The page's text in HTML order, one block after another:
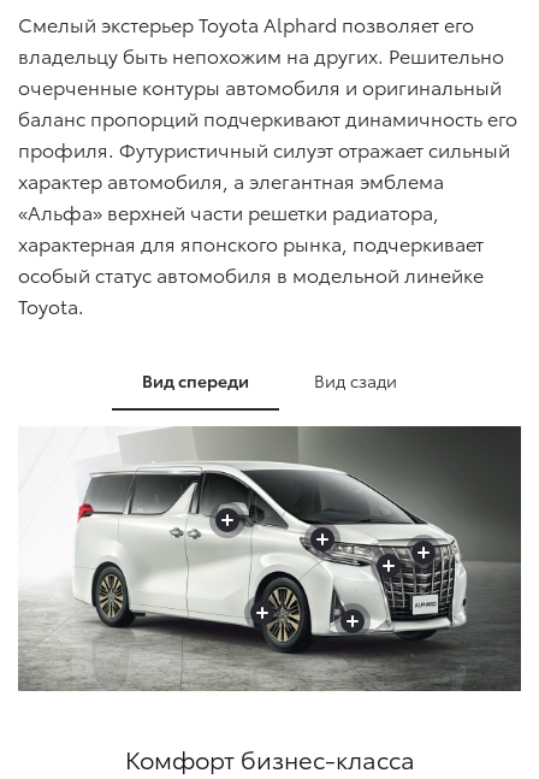
Смелый экстерьер Toyota Alphard позволяет его
владельцу быть непохожим на других. Решительно
очерченные контуры автомобиля и оригинальный
баланс пропорций подчеркивают динамичность его
профиля. Футуристичный силуэт отражает сильный
характер автомобиля, а элегантная эмблема
«Альфа» верхней части решетки радиатора,
характерная для японского рынка, подчеркивает
особый статус автомобиля в модельной линейке
Toyota.
Вид спереди Вид сзади
+
+
+
+
+
+
+
+
+
Комфорт бизнес-класса